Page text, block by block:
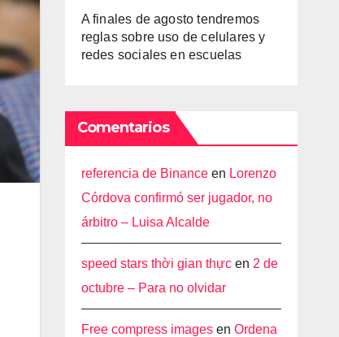
A finales de agosto tendremos
reglas sobre uso de celulares y
redes sociales en escuelas
Comentarios
referencia de Binanceen Lorenzo
Córdova confirmó ser jugador, no
árbitro – Luisa Alcalde
speed stars thời gian thựcen 2 de
octubre – Para no olvidar
Free compress imagesen Ordena